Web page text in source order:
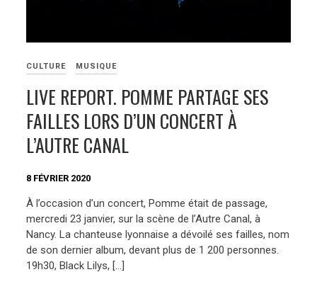
CULTURE MUSIQUE
LIVE REPORT. POMME PARTAGE SES
FAILLES LORS D’UN CONCERT À
L’AUTRE CANAL
8 FÉVRIER 2020
À l’occasion d’un concert, Pomme était de passage,
mercredi 23 janvier, sur la scène de l’Autre Canal, à
Nancy. La chanteuse lyonnaise a dévoilé ses failles, nom
de son dernier album, devant plus de 1 200 personnes.
19h30, Black Lilys, […]